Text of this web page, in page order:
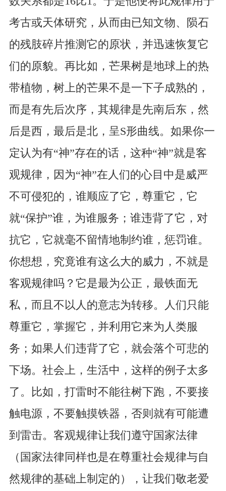
考古或天体研究，从而由已知文物、陨石
的残肢碎片推测它的原状，并迅速恢复它
们的原貌。再比如，芒果树是地球上的热
带植物，树上的芒果不是一下子成熟的，
而是有先后次序，其规律是先南后东，然
后是西，最后是北，呈S形曲线。如果你一
定认为有“神”存在的话，这种“神”就是客
观规律，因为“神”在人们的心目中是威严
不可侵犯的，谁顺应了它，尊重它，它
就“保护”谁，为谁服务；谁违背了它，对
抗它，它就毫不留情地制约谁，惩罚谁。
你想想，究竟谁有这么大的威力，不就是
客观规律吗？它是最为公正，最铁面无
私，而且不以人的意志为转移。人们只能
尊重它，掌握它，并利用它来为人类服
务；如果人们违背了它，就会落个可悲的
下场。社会上，生活中，这样的例子太多
了。比如，打雷时不能往树下跑，不要接
触电源，不要触摸铁器，否则就有可能遭
到雷击。客观规律让我们遵守国家法律
（国家法律同样也是在尊重社会规律与自
然规律的基础上制定的），让我们敬老爱